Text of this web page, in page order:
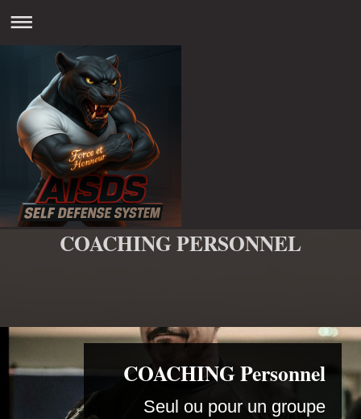
COACHING PERSONNEL
COACHING Personnel
Seul ou pour un groupe